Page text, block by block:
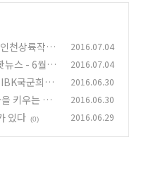
천상륙작전
2016.07.04
뉴스 - 6월 5
2016.07.04
국군희망
2016.06.30
키우는 적
2016.06.30
있다 (0) 2016.06.29